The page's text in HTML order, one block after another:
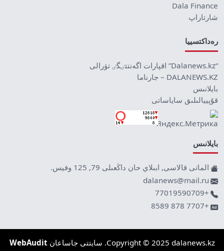
Dala Finance
شارتاراپ
رەداكتسييا
“Dalanews.kz” اقپارات اگەنتتٸگٸ تۋرالى
DALANEWS.KZ – جارناما
بايلانىس
قۇپييالىلىق ساياساتى
بايلانىس
الماتى قالاسى, ابىلاي حان داڭعىلى 79, 125 وفيس.
dalanews@mail.ru
+77019590709
+7707 878 8589
Copyright © 2025 dalanews.kz. سايتتى جاساعان WebAudit